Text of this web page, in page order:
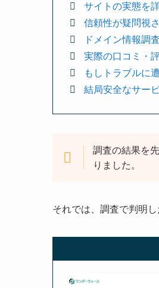
サイトの実態を
信頼性が疑問視
ドメイン情報調
実際の口コミ・
もしトラブルに
結局安全なサー
調査の結果を
りました。
それでは、調査で判明